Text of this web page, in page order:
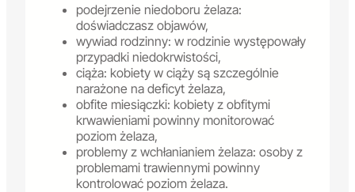
podejrzenie niedoboru żelaza:
doświadczasz objawów,
wywiad rodzinny: w rodzinie występowały
przypadki niedokrwistości,
ciąża: kobiety w ciąży są szczególnie
narażone na deficyt żelaza,
obfite miesiączki: kobiety z obfitymi
krwawieniami powinny monitorować
poziom żelaza,
problemy z wchłanianiem żelaza: osoby z
problemami trawiennymi powinny
kontrolować poziom żelaza.